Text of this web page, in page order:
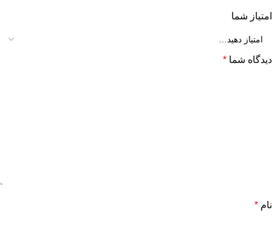
امتیاز شما
دیدگاه شما *
نام *